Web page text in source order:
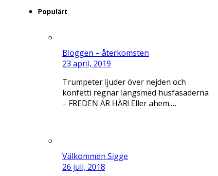
Populärt
Bloggen – återkomsten
23 april, 2019
Trumpeter ljuder över nejden och
konfetti regnar längsmed husfasaderna
– FREDEN ÄR HÄR! Eller ahem.…
Välkommen Sigge
26 juli, 2018